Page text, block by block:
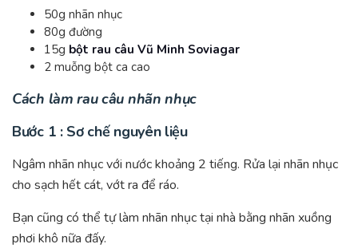
50g nhãn nhục
80g đường
15g bột rau câu Vũ Minh Soviagar
2 muỗng bột ca cao
Cách làm rau câu nhãn nhục
Bước 1 : Sơ chế nguyên liệu
Ngâm nhãn nhục với nước khoảng 2 tiếng. Rửa lại nhãn nhục
cho sạch hết cát, vớt ra để ráo.
Bạn cũng có thể tự làm nhãn nhục tại nhà bằng nhãn xuồng
phơi khô nữa đấy.